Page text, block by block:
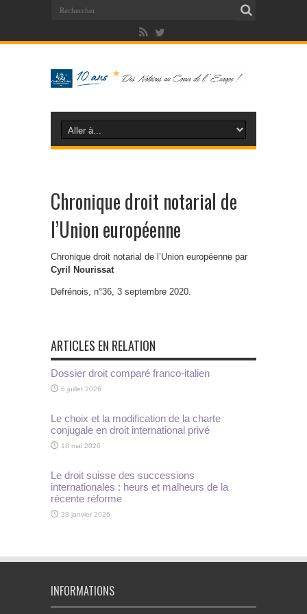
Chronique droit notarial de
l’Union européenne
Chronique droit notarial de l’Union européenne par
Cyril Nourissat
Defrénois, n°36, 3 septembre 2020.
ARTICLES EN RELATION
Dossier droit comparé franco-italien
6 juillet 2026
Le choix et la modification de la charte
conjugale en droit international privé
18 mai 2026
Le droit suisse des successions
internationales : heurs et malheurs de la
récente réforme
28 janvier 2026
INFORMATIONS